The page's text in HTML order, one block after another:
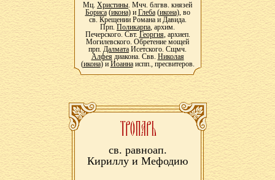
Мц. Христины. Мчч. блгвв. князей
Бориса(икона) и Глеба(икона), во
св. Крещении Романа и Давида.
Прп. Поликарпа, архим.
Печерского. Свт. Георгия, архиеп.
Могилевского. Обретение мощей
прп. Далмата Исетского. Сщмч.
Алфеядиакона. Свв. Николая
(икона) и Иоаннаиспп., пресвитеров.
св. равноап.
Кириллу и Мефодию